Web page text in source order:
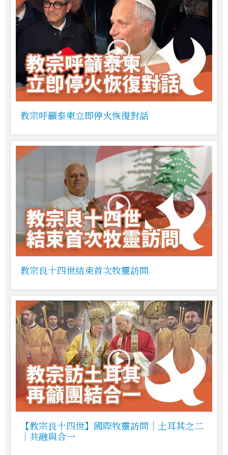
教宗呼籲泰柬立即停火恢復對話
教宗良十四世結束首次牧靈訪問
【教宗良十四世】國際牧靈訪問｜土耳其之二
｜共融與合一